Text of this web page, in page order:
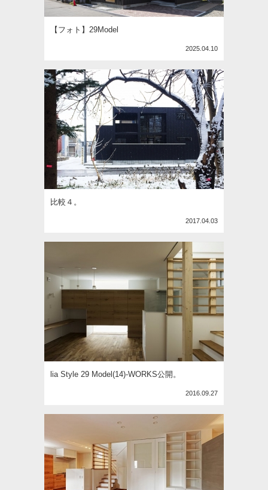
【フォト】29Model
2025.04.10
比較４。
2017.04.03
lia Style 29 Model(14)-WORKS公開。
2016.09.27